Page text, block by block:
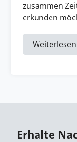
zusammen
erkunden
Weiterlesen
Erhalte